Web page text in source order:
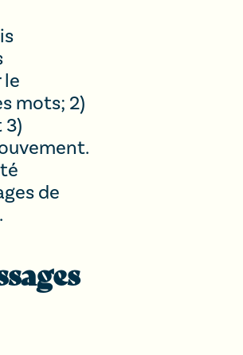
le
mots; 2)
3)
de